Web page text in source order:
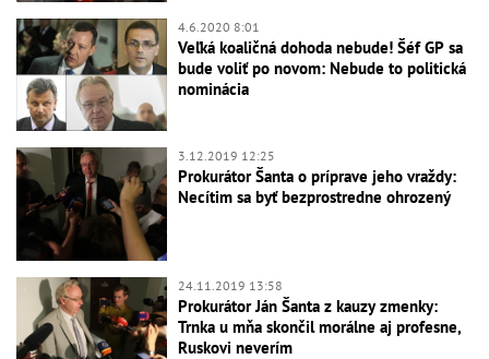
4.6.2020 8:01
Veľká koaličná dohoda nebude! Šéf GP sa
bude voliť po novom: Nebude to politická
nominácia
3.12.2019 12:25
Prokurátor Šanta o príprave jeho vraždy:
Necítim sa byť bezprostredne ohrozený
24.11.2019 13:58
Prokurátor Ján Šanta z kauzy zmenky:
Trnka u mňa skončil morálne aj profesne,
Ruskovi neverím